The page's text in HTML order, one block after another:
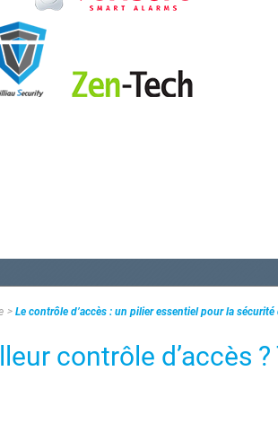
Le contrôle d’accès : un pilier essentiel pour la sécurité
contrôle d’accès